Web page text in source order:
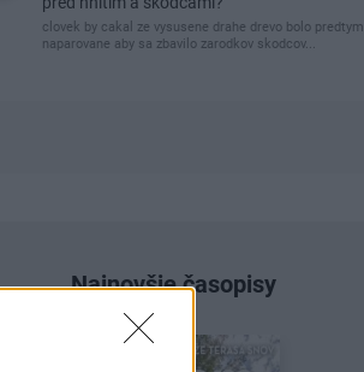
clovek by cakal ze vysusene drahe drevo bolo predtym
naparovane aby sa zbavilo zarodkov skodcov...
Najnovšie časopisy